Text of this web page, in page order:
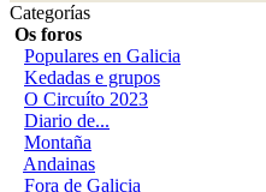
Categorías
Os foros
Populares en Galicia
Kedadas e grupos
O Circuíto 2023
Diario de...
Montaña
Andainas
Fora de Galicia